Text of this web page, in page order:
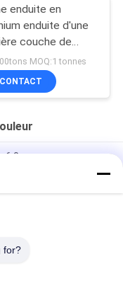
enduite en
enduite d'une
couche de
MOQ:1 tonnes
6.0mm
3105 3xxx en
le toit
feuille de la largeur
for?